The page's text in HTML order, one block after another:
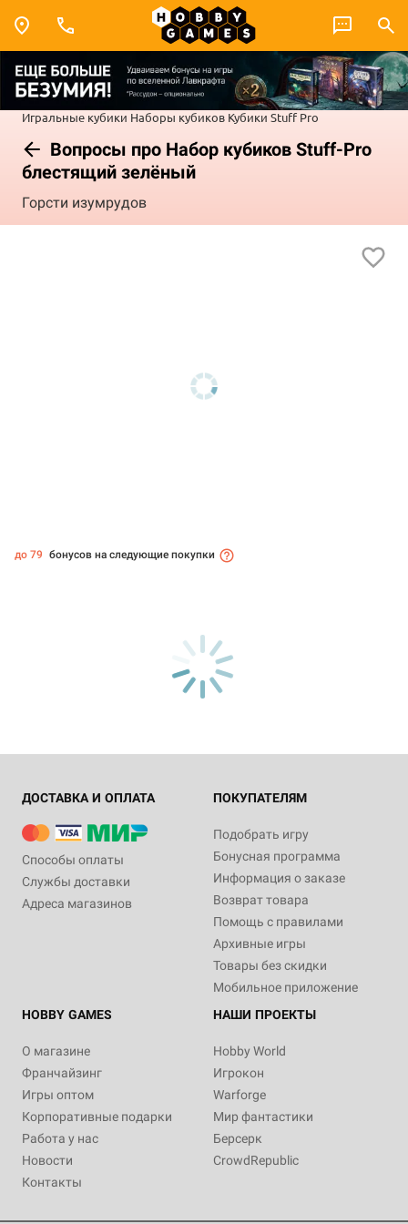
Игральные кубики Наборы кубиков Кубики Stuff Pro
Вопросы про Набор кубиков Stuff-Pro
блестящий зелёный
Горсти изумрудов
до 79 бонусов на следующие покупки
ДОСТАВКА И ОПЛАТА
Способы оплаты
Службы доставки
Адреса магазинов
ПОКУПАТЕЛЯМ
Подобрать игру
Бонусная программа
Информация о заказе
Возврат товара
Помощь с правилами
Архивные игры
Товары без скидки
Мобильное приложение
HOBBY GAMES
О магазине
Франчайзинг
Игры оптом
Корпоративные подарки
Работа у нас
Новости
Контакты
НАШИ ПРОЕКТЫ
Hobby World
Игрокон
Warforge
Мир фантастики
Берсерк
CrowdRepublic